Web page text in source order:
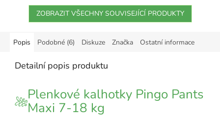
ZOBRAZIT VŠECHNY SOUVISEJÍCÍ PRODUKTY
Popis Podobné (6) Diskuze Značka Ostatní informace
Detailní popis produktu
Plenkové kalhotky Pingo Pants
Maxi 7-18 kg